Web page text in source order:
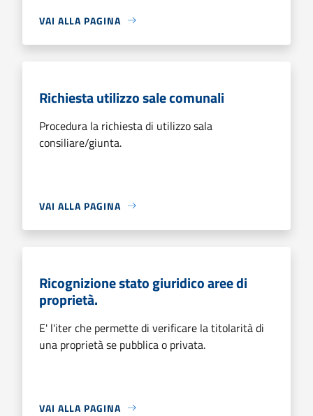
VAI ALLA PAGINA
Richiesta utilizzo sale comunali
Procedura la richiesta di utilizzo sala
consiliare/giunta.
VAI ALLA PAGINA
Ricognizione stato giuridico aree di
proprietà.
E' l'iter che permette di verificare la titolarità di
una proprietà se pubblica o privata.
VAI ALLA PAGINA